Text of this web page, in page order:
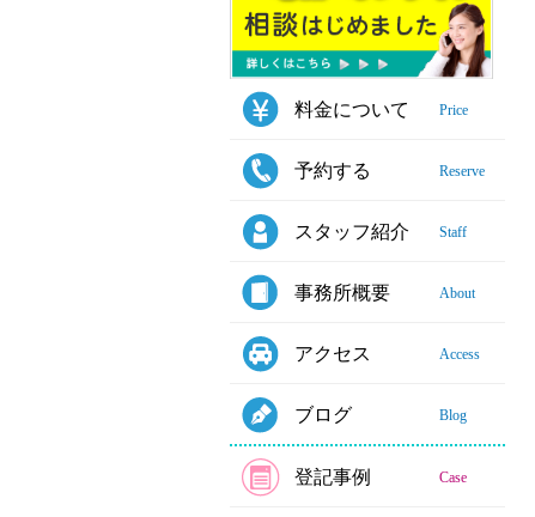
料金について Price
予約する Reserve
スタッフ紹介 Staff
事務所概要 About
アクセス Access
ブログ Blog
登記事例 Case